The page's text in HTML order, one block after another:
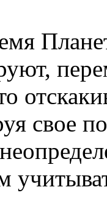
свое